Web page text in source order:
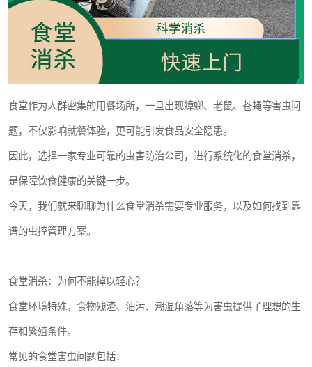
食堂作为人群密集的用餐场所，一旦出现蟑螂、老鼠、苍蝇等害虫问
题，不仅影响就餐体验，更可能引发食品安全隐患。
因此，选择一家专业可靠的虫害防治公司，进行系统化的食堂消杀，
是保障饮食健康的关键一步。
今天，我们就来聊聊为什么食堂消杀需要专业服务，以及如何找到靠
谱的虫控管理方案。
食堂消杀：为何不能掉以轻心？
食堂环境特殊，食物残渣、油污、潮湿角落等为害虫提供了理想的生
存和繁殖条件。
常见的食堂害虫问题包括：